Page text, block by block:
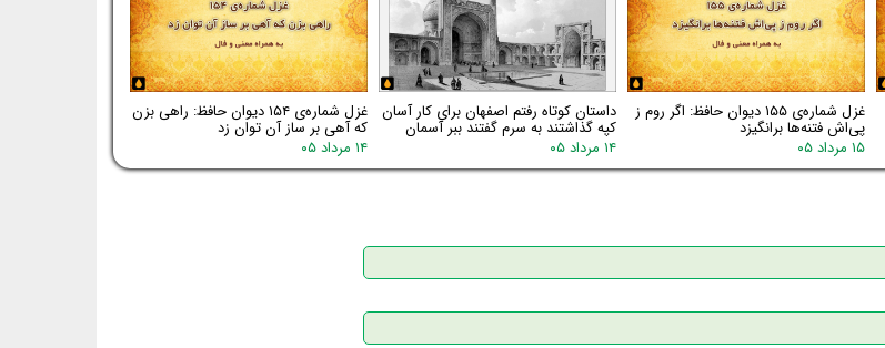
غزل شماره‌ی ۱۵۵ دیوان حافظ: اگر روم ز
پی‌اش فتنه‌ها برانگیزد
۱۵ مرداد ۰۵
داستان کوتاه رفتم اصفهان برای کار آسان
کپه گذاشتند به سرم گفتند ببر آسمان
۱۴ مرداد ۰۵
غزل شماره‌ی ۱۵۴ دیوان حافظ: راهی بزن
که آهی بر ساز آن توان زد
۱۴ مرداد ۰۵